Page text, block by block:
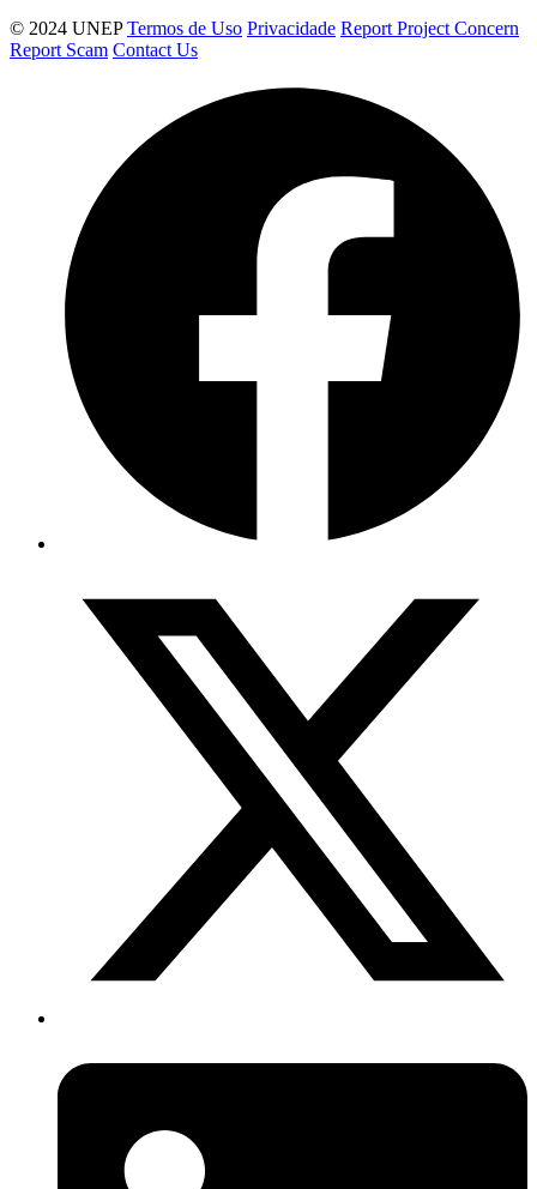
© 2024 UNEPTermos de Uso Privacidade Report Project Concern
Report Scam Contact Us